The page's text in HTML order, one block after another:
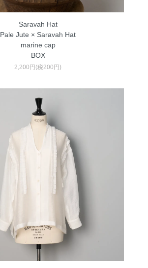
Saravah Hat
Pale Jute × Saravah Hat
marine cap
BOX
2,200円(税200円)